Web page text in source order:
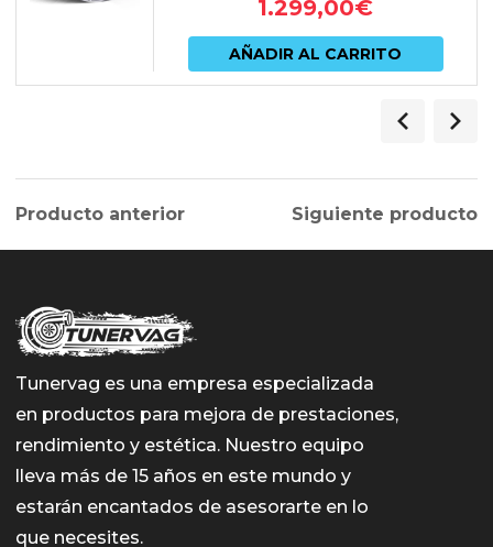
1.299,00€
AÑADIR AL CARRITO
Producto anterior Siguiente producto
Tunervag es una empresa especializada
en productos para mejora de prestaciones,
rendimiento y estética. Nuestro equipo
lleva más de 15 años en este mundo y
estarán encantados de asesorarte en lo
que necesites.